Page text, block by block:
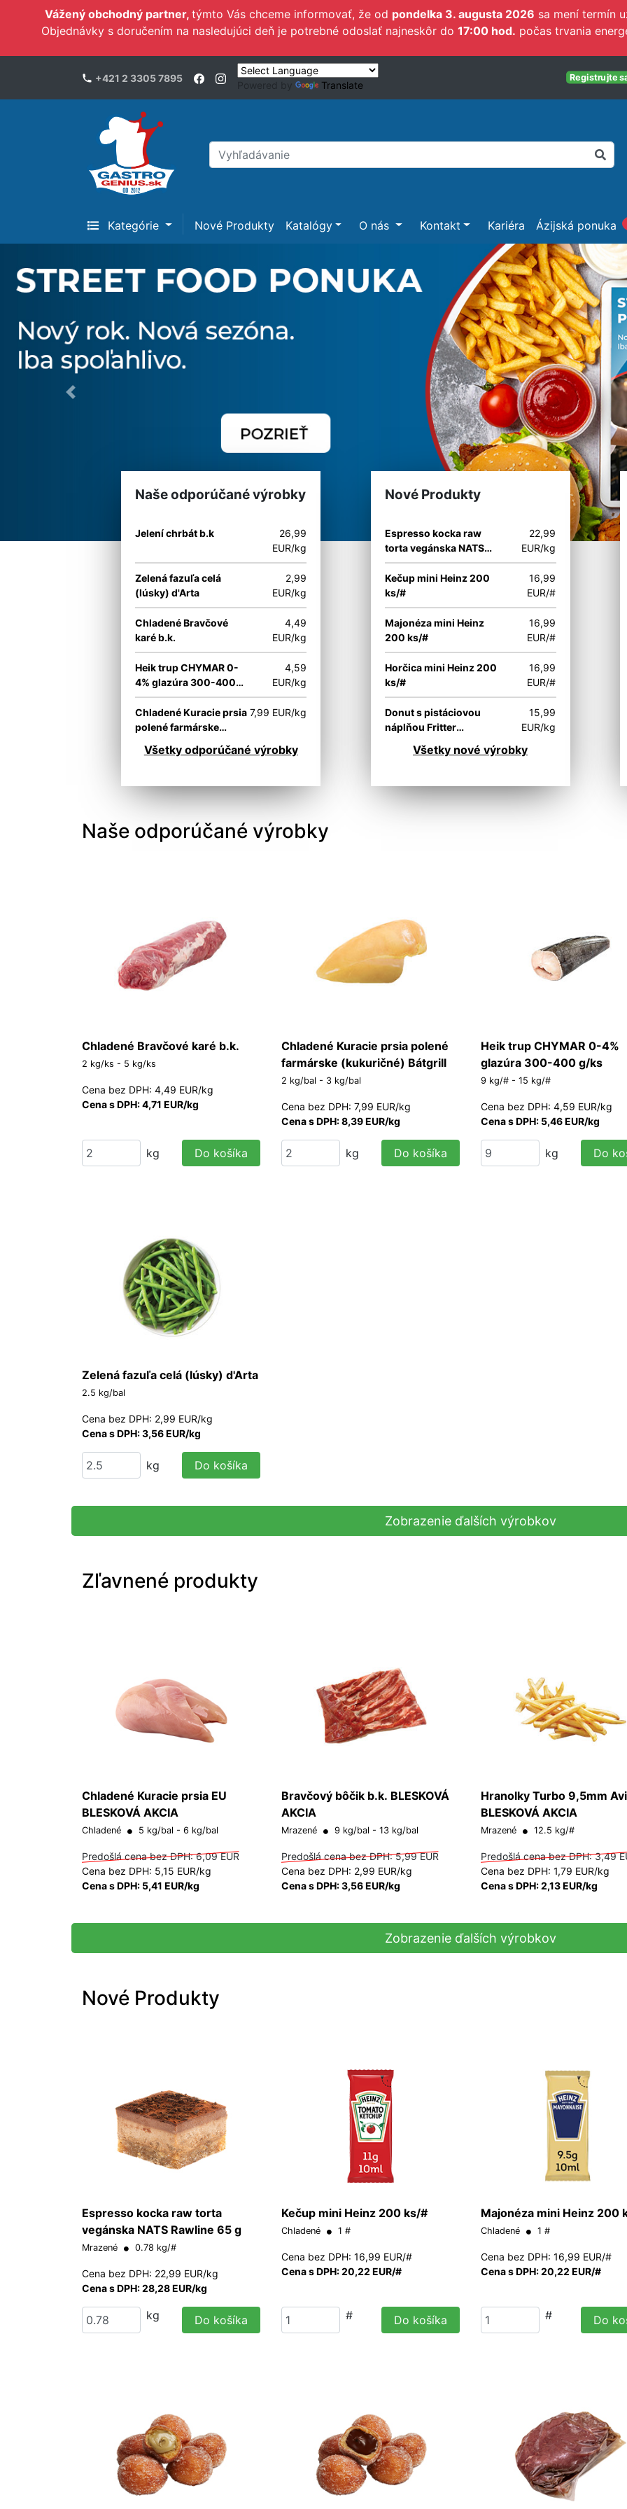
Vážený obchodný partner, týmto Vás chceme informovať, že od pondelka 3. augusta 2026 sa mení termín
Objednávky s doručením na nasledujúci deň je potrebné odoslať najneskôr do 17:00 hod. počas trvania
+421 2 3305 7895
Powered by Translate
Registrujte
Kategórie Nové Produkty Katalógy O nás Kontakt Kariéra Ázijská ponuka
Previous
Naše odporúčané výrobky
Jelení chrbát b.k
26,99
EUR/kg
Zelená fazuľa celá
(lúsky) d'Arta
2,99
EUR/kg
Chladené Bravčové
karé b.k.
4,49
EUR/kg
Heik trup CHYMAR 0-
4% glazúra 300-400
g/ks
4,59
EUR/kg
Chladené Kuracie prsia
polené farmárske
7,99 EUR/kg
Všetky odporúčané výrobky
Nové Produkty
Espresso kocka raw
torta vegánska NATS
Rawline 65 g
22,99
EUR/kg
Kečup mini Heinz 200
ks/#
16,99
EUR/#
Majonéza mini Heinz
200 ks/#
16,99
EUR/#
Horčica mini Heinz 200
ks/#
16,99
EUR/#
Donut s pistáciovou
náplňou Fritter
15,99
EUR/kg
Všetky nové výrobky
Naše odporúčané výrobky
Chladené Bravčové karé b.k.
2 kg/ks - 5 kg/ks
Cena bez DPH: 4,49 EUR/kg
Cena s DPH: 4,71 EUR/kg
kg Do košíka
Chladené Kuracie prsia polené
farmárske (kukuričné) Bátgrill
2 kg/bal - 3 kg/bal
Cena bez DPH: 7,99 EUR/kg
Cena s DPH: 8,39 EUR/kg
kg Do košíka
Heik trup CHYMAR 0-4%
glazúra 300-400 g/ks
9 kg/# - 15 kg/#
Cena bez DPH: 4,59 EUR/kg
Cena s DPH: 5,46 EUR/kg
kg Do
Zelená fazuľa celá (lúsky) d'Arta
2.5 kg/bal
Cena bez DPH: 2,99 EUR/kg
Cena s DPH: 3,56 EUR/kg
kg Do košíka
Zobrazenie ďalších výrobkov
Zľavnené produkty
Chladené Kuracie prsia EU
BLESKOVÁ AKCIA
Chladené 5 kg/bal - 6 kg/bal
Predošlá cena bez DPH:6,09 EUR
Cena bez DPH: 5,15 EUR/kg
Cena s DPH: 5,41 EUR/kg
Bravčový bôčik b.k. BLESKOVÁ
AKCIA
Mrazené 9 kg/bal - 13 kg/bal
Predošlá cena bez DPH:5,99 EUR
Cena bez DPH: 2,99 EUR/kg
Cena s DPH: 3,56 EUR/kg
Hranolky Turbo 9,5mm
BLESKOVÁ AKCIA
Mrazené 12.5 kg/#
Predošlá cena bez DPH:3,49
Cena bez DPH: 1,79 EUR/kg
Cena s DPH: 2,13 EUR/kg
Zobrazenie ďalších výrobkov
Nové Produkty
Espresso kocka raw torta
vegánska NATS Rawline 65 g
Mrazené 0.78 kg/#
Cena bez DPH: 22,99 EUR/kg
Cena s DPH: 28,28 EUR/kg
kg Do košíka
Kečup mini Heinz 200 ks/#
Chladené 1 #
Cena bez DPH: 16,99 EUR/#
Cena s DPH: 20,22 EUR/#
# Do košíka
Majonéza mini Heinz 200
Chladené 1 #
Cena bez DPH: 16,99 EUR/#
Cena s DPH: 20,22 EUR/#
# Do